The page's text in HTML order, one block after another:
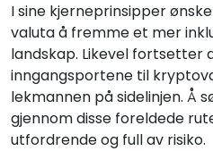
I sine kjerneprinsipper
valuta å fremme et mer
landskap. Likevel fortsetter
inngangsportene til
lekmannen på sidelinjen. Å
gjennom disse foreldede
utfordrende og full av risiko.